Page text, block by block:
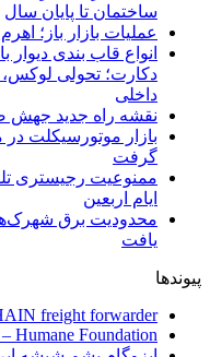
ساختمان تا پایان سال
عملیات بازار باز؛
انواع قاب بندی
دکارت؛ تحولی
داخلی
نقشه راه جدید جهش
بازار موتورسیکلت
گرفت
ممنوعیت رجیستری
ایام اربعین
محدودیت برق
یافت
پیوندها
freight forwarder
Humane Foundation